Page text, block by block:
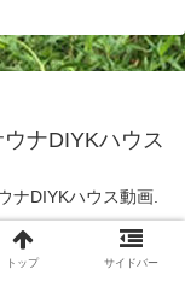
ナDIYKハウス
ナDIYKハウス動画.
トップ サイドバー